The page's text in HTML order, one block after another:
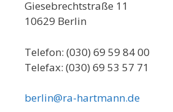
Giesebrechtstraße 11
10629 Berlin
Telefon: (030) 69 59 84 00
Telefax: (030) 69 53 57 71
berlin@ra-hartmann.de